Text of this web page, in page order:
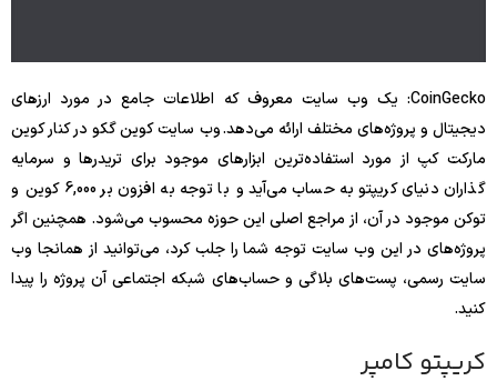
CoinGecko: یک وب‌ سایت معروف که اطلاعات جامع در مورد ارزهای
دیجیتال و پروژه‌های مختلف ارائه می‌دهد. وب سایت کوین گکو در کنار کوین
مارکت کپ از مورد استفاده‌ترین ابزارهای موجود برای تریدرها و سرمایه
گذاران دنیای کریپتو به حساب می‌آید و با توجه به افزون بر 6,000 کوین و
توکن موجود در آن، از مراجع اصلی این حوزه محسوب می‌شود. همچنین اگر
پروژه‌های در این وب سایت توجه شما را جلب کرد، می‌توانید از همانجا وب
سایت رسمی، پست‌های بلاگی و حساب‌های شبکه اجتماعی آن پروژه را پیدا
کنید.
کریپتو کامپر